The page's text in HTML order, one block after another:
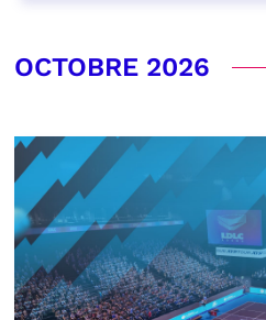
OCTOBRE 2026